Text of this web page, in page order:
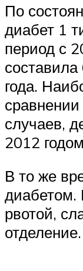
По
диабет 1
период с
года.
случаев,
2012
В то же
диабетом.
рвотой,
отделение.